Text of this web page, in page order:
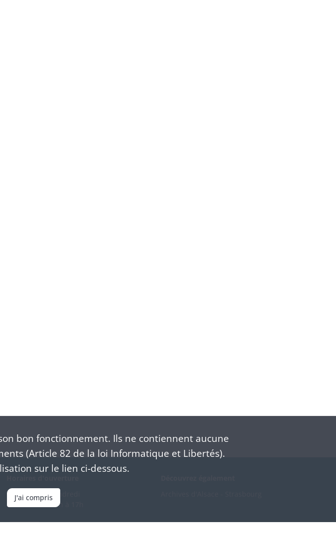
Du mardi au vendredi
en continu de 9h à 17h
bon fonctionnement. Ils ne contiennent aucune
(Article 82 de la loi Informatique et Libertés).
sur le lien ci-dessous.
J'ai compris